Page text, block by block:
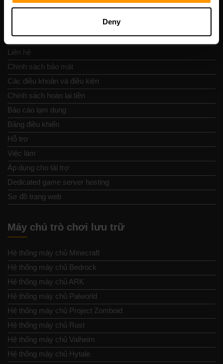
Deny
Nav nhanh chóng
Đánh giá
Liên hệ
Chính sách bảo mật
Các điều khoản và điều kiện
Chính sách hoàn lại tiền
Báo cáo lạm dụng
Bảng điều khiển
Hỗ trợ
Việc làm
Áp dụng cho tài trợ
Dedicated game server hosting
Sơ đồ trang web
Máy chủ trò chơi lưu trữ
Hệ thống máy chủ Minecraft
Hệ thống máy chủ Bedrock
Hệ thống máy chủ ARK
Hệ thống máy chủ Palworld
Hệ thống máy chủ Project Zomboid
Hệ thống máy chủ Rust
Hệ thống máy chủ Valheim
Hệ thống máy chủ Hytale